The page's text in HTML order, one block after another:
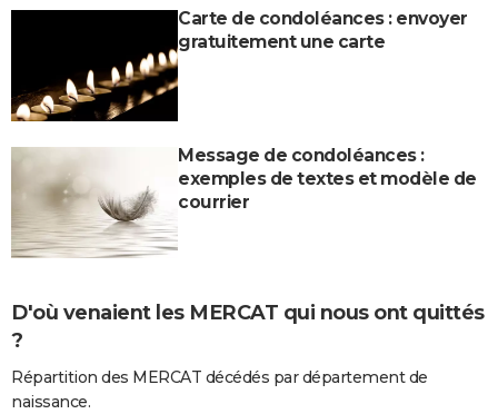
Carte de condoléances : envoyer
gratuitement une carte
Message de condoléances :
exemples de textes et modèle de
courrier
D'où venaient les MERCAT qui nous ont quittés
?
Répartition des MERCAT décédés par département de
naissance.